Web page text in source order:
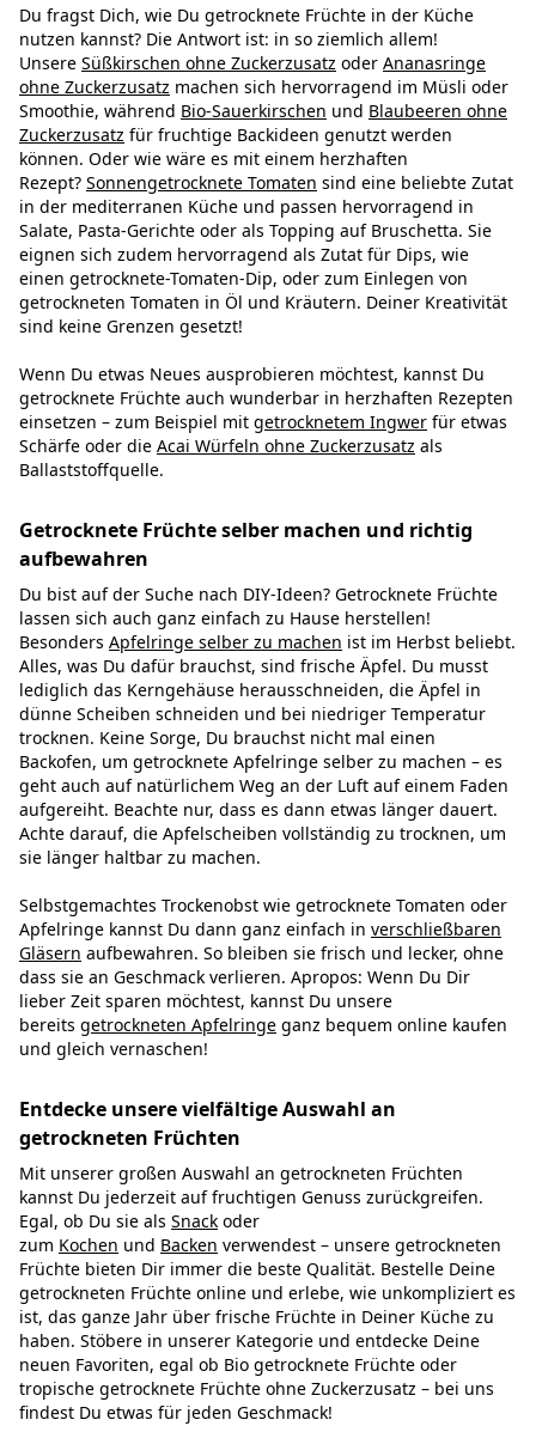
Du fragst Dich, wie Du getrocknete Früchte in der Küche
nutzen kannst? Die Antwort ist: in so ziemlich allem!
Unsere Süßkirschen ohne Zuckerzusatz oder Ananasringe
ohne Zuckerzusatz machen sich hervorragend im Müsli oder
Smoothie, während Bio-Sauerkirschen und Blaubeeren ohne
Zuckerzusatz für fruchtige Backideen genutzt werden
können. Oder wie wäre es mit einem herzhaften
Rezept? Sonnengetrocknete Tomaten sind eine beliebte Zutat
in der mediterranen Küche und passen hervorragend in
Salate, Pasta-Gerichte oder als Topping auf Bruschetta. Sie
eignen sich zudem hervorragend als Zutat für Dips, wie
einen getrocknete-Tomaten-Dip, oder zum Einlegen von
getrockneten Tomaten in Öl und Kräutern. Deiner Kreativität
sind keine Grenzen gesetzt!
Wenn Du etwas Neues ausprobieren möchtest, kannst Du
getrocknete Früchte auch wunderbar in herzhaften Rezepten
einsetzen – zum Beispiel mit getrocknetem Ingwer für etwas
Schärfe oder die Acai Würfeln ohne Zuckerzusatz als
Ballaststoffquelle.
Getrocknete Früchte selber machen und richtig
aufbewahren
Du bist auf der Suche nach DIY-Ideen? Getrocknete Früchte
lassen sich auch ganz einfach zu Hause herstellen!
Besonders Apfelringe selber zu machen ist im Herbst beliebt.
Alles, was Du dafür brauchst, sind frische Äpfel. Du musst
lediglich das Kerngehäuse herausschneiden, die Äpfel in
dünne Scheiben schneiden und bei niedriger Temperatur
trocknen. Keine Sorge, Du brauchst nicht mal einen
Backofen, um getrocknete Apfelringe selber zu machen – es
geht auch auf natürlichem Weg an der Luft auf einem Faden
aufgereiht. Beachte nur, dass es dann etwas länger dauert.
Achte darauf, die Apfelscheiben vollständig zu trocknen, um
sie länger haltbar zu machen.
Selbstgemachtes Trockenobst wie getrocknete Tomaten oder
Apfelringe kannst Du dann ganz einfach in verschließbaren
Gläsern aufbewahren. So bleiben sie frisch und lecker, ohne
dass sie an Geschmack verlieren. Apropos: Wenn Du Dir
lieber Zeit sparen möchtest, kannst Du unsere
bereits getrockneten Apfelringe ganz bequem online kaufen
und gleich vernaschen!
Entdecke unsere vielfältige Auswahl an
getrockneten Früchten
Mit unserer großen Auswahl an getrockneten Früchten
kannst Du jederzeit auf fruchtigen Genuss zurückgreifen.
Egal, ob Du sie als Snack oder
zum Kochen und Backen verwendest – unsere getrockneten
Früchte bieten Dir immer die beste Qualität. Bestelle Deine
getrockneten Früchte online und erlebe, wie unkompliziert es
ist, das ganze Jahr über frische Früchte in Deiner Küche zu
haben. Stöbere in unserer Kategorie und entdecke Deine
neuen Favoriten, egal ob Bio getrocknete Früchte oder
tropische getrocknete Früchte ohne Zuckerzusatz – bei uns
findest Du etwas für jeden Geschmack!